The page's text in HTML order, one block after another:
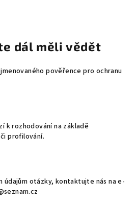
dál měli vědět
pověřence pro ochranu
k rozhodování na základě
profilování.
údajům otázky, kontaktujte nás na e-